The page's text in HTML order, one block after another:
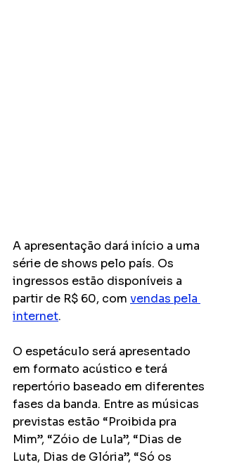
A apresentação dará início a uma
série de shows pelo país. Os
ingressos estão disponíveis a
partir de R$ 60, com vendas pela
internet.
O espetáculo será apresentado
em formato acústico e terá
repertório baseado em diferentes
fases da banda. Entre as músicas
previstas estão “Proibida pra
Mim”, “Zóio de Lula”, “Dias de
Luta, Dias de Glória”, “Só os